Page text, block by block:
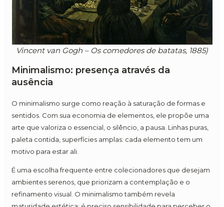
Vincent van Gogh – Os comedores de batatas, 1885)
Minimalismo: presença através da
ausência
O minimalismo surge como reação à saturação de formas e
sentidos. Com sua economia de elementos, ele propõe uma
arte que valoriza o essencial, o silêncio, a pausa. Linhas puras,
paleta contida, superfícies amplas: cada elemento tem um
motivo para estar ali.
É uma escolha frequente entre colecionadores que desejam
ambientes serenos, que priorizam a contemplação e o
refinamento visual. O minimalismo também revela